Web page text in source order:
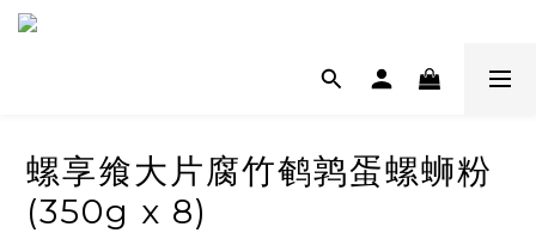
螺享飨大片腐竹鹌鹑蛋螺蛳粉
(350g x 8)